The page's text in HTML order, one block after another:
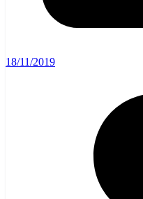
18/11/2019